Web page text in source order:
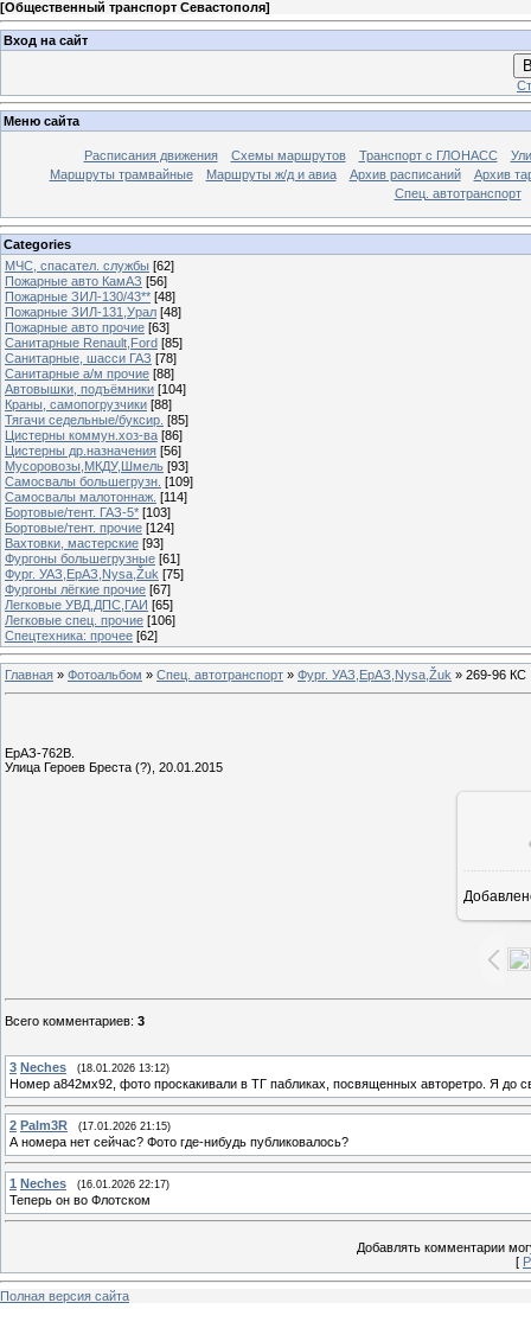
[Общественный транспорт Севастополя]
Вход на сайт
Меню сайта
Расписания движения Схемы маршрутов Транспорт с ГЛОНАСС
Маршруты трамвайные
Маршруты ж/д и авиа Архив расписаний
Архив
Спец. автотранспорт
Categories
МЧС, спасател. службы [62]
Пожарные авто КамАЗ [56]
Пожарные ЗИЛ-130/43** [48]
Пожарные ЗИЛ-131,Урал [48]
Пожарные авто прочие [63]
Санитарные Renault,Ford [85]
Санитарные, шасси ГАЗ [78]
Санитарные а/м прочие [88]
Автовышки, подъёмники [104]
Краны, самопогрузчики [88]
Тягачи седельные/буксир. [85]
Цистерны коммун.хоз-ва [86]
Цистерны др.назначения [56]
Мусоровозы,МКДУ,Шмель [93]
Самосвалы большегрузн. [109]
Самосвалы малотоннаж. [114]
Бортовые/тент. ГАЗ-5* [103]
Бортовые/тент. прочие [124]
Вахтовки, мастерские [93]
Фургоны большегрузные [61]
Фург. УАЗ,ЕрАЗ,Nysa,Žuk [75]
Фургоны лёгкие прочие [67]
Легковые УВД,ДПС,ГАИ [65]
Легковые спец. прочие [106]
Спецтехника: прочее [62]
Главная » Фотоальбом » Спец. автотранспорт » Фург. УАЗ,ЕрАЗ,Nysa,Žuk » 269-96 КС
ЕрАЗ-762В.
Улица Героев Бреста (?), 20.01.2015
Всего комментариев: 3
3 Neches (18.01.2026 13:12)
Номер а842мх92, фото проскакивали в ТГ пабликах, посвященных авторетро. Я до
2 Palm3R (17.01.2026 21:15)
А номера нет сейчас? Фото где-нибудь публиковалось?
1 Neches (16.01.2026 22:17)
Теперь он во Флотском
Добавлять комментарии
[
Полная версия сайта